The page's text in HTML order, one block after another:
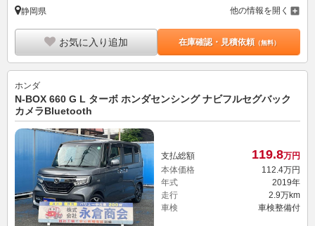
静岡県 他の情報を開く
お気に入り追加 在庫確認・見積依頼（無料）
ホンダ
N-BOX 660 G L ターボ ホンダセンシング ナビフルセグバック
カメラBluetooth
支払総額 119.8万円
本体価格
112.4万円
年式
2019年
走行
2.9万km
車検
車検整備付